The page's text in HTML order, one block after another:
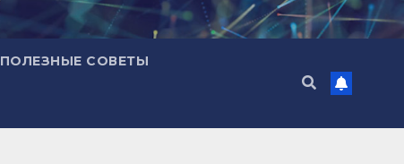
ПОЛЕЗНЫЕ СОВЕТЫ